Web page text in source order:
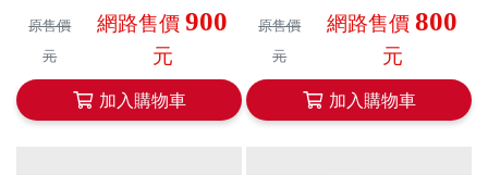
原售價
元
網路售價900
元
加入購物車
原售價
元
網路售價800
元
加入購物車